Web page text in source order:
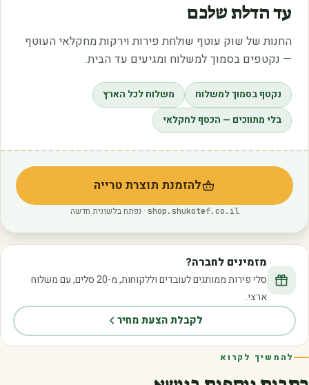
עד הדלת שלכם
החנות של שוק עוטף שולחת פירות וירקות מחקלאי העוטף
— נקטפים בסמוך למשלוח ומגיעים עד הבית.
נקטף בסמוך למשלוח
משלוח לכל הארץ
בלי מתווכים — הכסף לחקלאי
להזמנת תוצרת טרייה
(נפתח בלשונית חדשה)
shop.shukotef.co.il · נפתח בלשונית חדשה
מזמינים לחברה?
סלי פירות ממותגים לעובדים וללקוחות, מ-20 סלים, עם משלוח
ארצי.
לקבלת הצעת מחיר
להמשיך לקרוא